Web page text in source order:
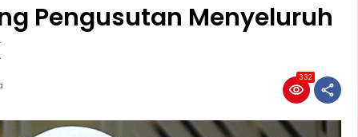
Pengusutan Menyeluruh
332